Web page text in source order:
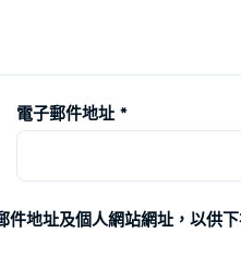
電子郵件地址*
件地址及個人網站網址，以供